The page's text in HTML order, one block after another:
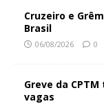
Cruzeiro e
Brasil
06/08/2026 0
Greve da
vagas